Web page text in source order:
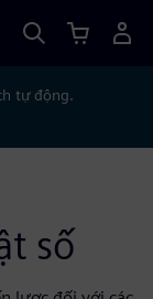
tự động.
số